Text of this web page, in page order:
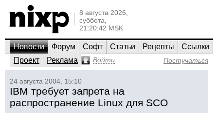
8 августа 2026,
суббота,
21:20:42 MSK
Новости Форум Софт Статьи Рецепты
Ссылки
Проект
Реклама Войти Постучаться
24 августа 2004, 15:10
IBM требует запрета на
распространение Linux для SCO